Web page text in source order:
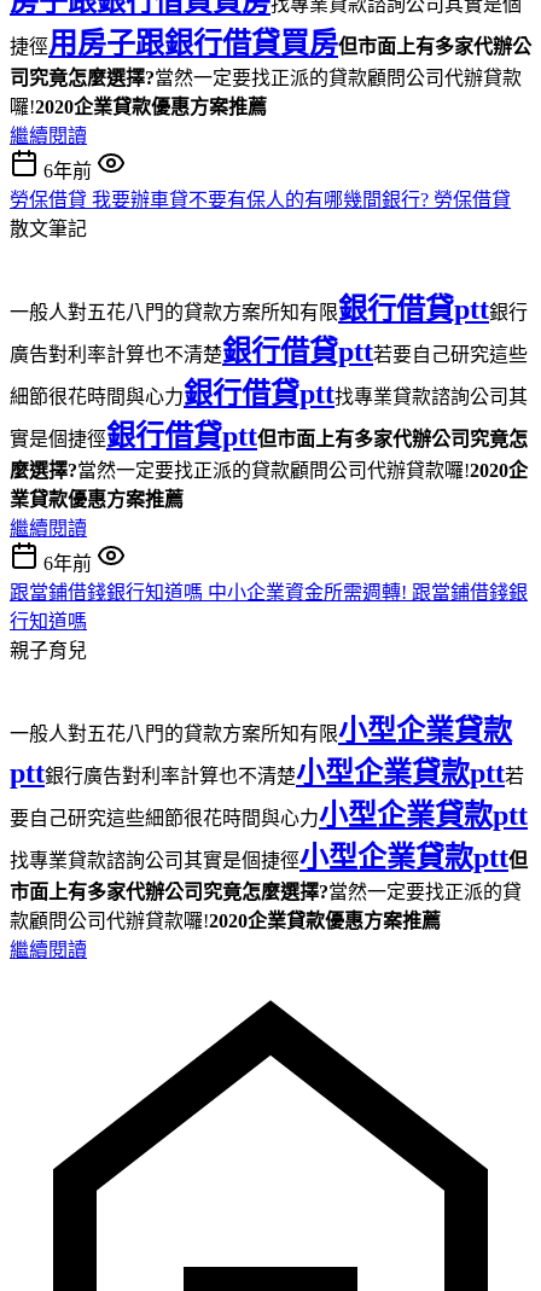
捷徑用房子跟銀行借貸買房但市面上有多家代辦公
司究竟怎麼選擇?當然一定要找正派的貸款顧問公司代辦貸款
囉!2020企業貸款優惠方案推薦
繼續閱讀
6年前
勞保借貸 我要辦車貸不要有保人的有哪幾間銀行? 勞保借貸
散文筆記
一般人對五花八門的貸款方案所知有限銀行借貸ptt銀行
廣告對利率計算也不清楚銀行借貸ptt若要自己研究這些
細節很花時間與心力銀行借貸ptt找專業貸款諮詢公司其
實是個捷徑銀行借貸ptt但市面上有多家代辦公司究竟怎
麼選擇?當然一定要找正派的貸款顧問公司代辦貸款囉!2020企
業貸款優惠方案推薦
繼續閱讀
6年前
跟當鋪借錢銀行知道嗎 中小企業資金所需週轉! 跟當鋪借錢銀
行知道嗎
親子育兒
一般人對五花八門的貸款方案所知有限小型企業貸款
ptt銀行廣告對利率計算也不清楚小型企業貸款ptt若
要自己研究這些細節很花時間與心力小型企業貸款ptt
找專業貸款諮詢公司其實是個捷徑小型企業貸款ptt但
市面上有多家代辦公司究竟怎麼選擇?當然一定要找正派的貸
款顧問公司代辦貸款囉!2020企業貸款優惠方案推薦
繼續閱讀